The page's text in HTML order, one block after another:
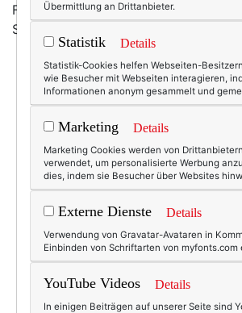
Frühjahr auch schon. Und dann ist
Streifen-Dutzend aus den
Übermittlung an Drittanbieter.
Statistik Details
Statistik-Cookies helfen Webseiten-
wie Besucher mit Webseiten interagieren,
Informationen anonym gesammelt und
Marketing Details
Marketing Cookies werden von
verwendet, um personalisierte Werbung
dies, indem sie Besucher über Websites
Externe Dienste Details
Verwendung von Gravatar-Avataren in
Einbinden von Schriftarten von myfonts.com
YouTube Videos Details
In einigen Beiträgen auf unserer Seite sind